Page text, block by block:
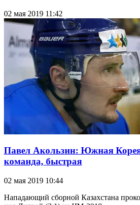
02 мая 2019 11:42
Павел Акользин: Южная
команда, быстрая
02 мая 2019 10:44
Нападающий сборной Казахстана